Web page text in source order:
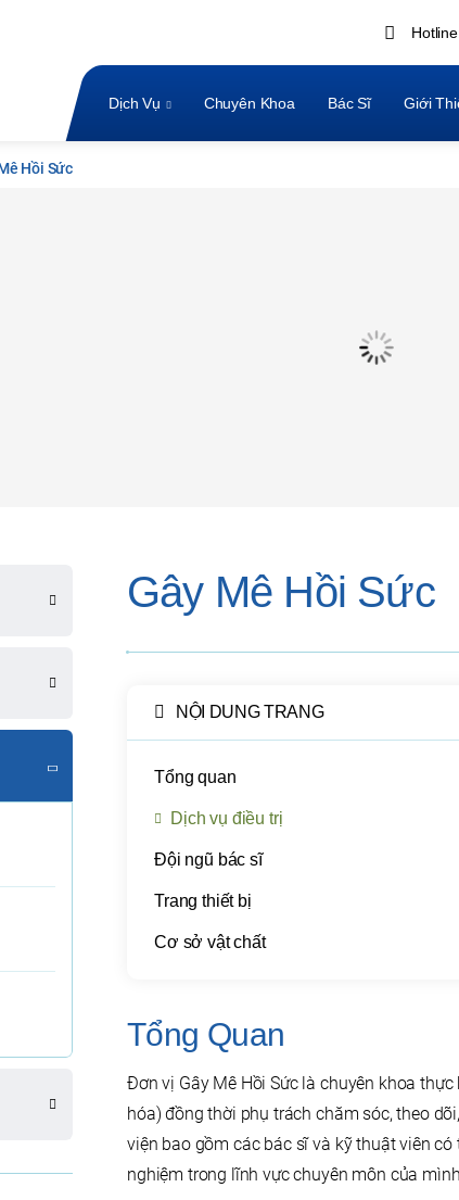
Hồi Sức
Dịch Vụ Chuyên Khoa Bác Sĩ Giới
Gây Mê Hồi Sức
NỘI DUNG TRANG
Tổng quan
Dịch vụ điều trị
Đội ngũ bác sĩ
Trang thiết bị
Cơ sở vật chất
Tổng Quan
Đơn vị Gây Mê Hồi Sức là chuyên khoa
hóa) đồng thời phụ trách chăm sóc, theo
viện bao gồm các bác sĩ và kỹ thuật viên
nghiệm trong lĩnh vực chuyên môn của